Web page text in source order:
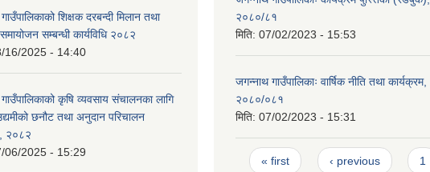
शिक्षक दरबन्दी मिलान तथा
समायोजन सम्बन्धी कार्यविधि २०८२
16/2025 - 14:40
क‍ृषि व्यवसाय संचालनका लागि
छनौट तथा अनुदान परिचालन
२०८२
06/2025 - 15:29
२०८०/८१
मिति: 07/02/2023 - 15:53
जगन्नाथ गाउँपालिकाः वार्षिक नीति तथा कार्यक्रम,
२०८०/०८१
मिति: 07/02/2023 - 15:31
Pages
« first ‹ previous 1